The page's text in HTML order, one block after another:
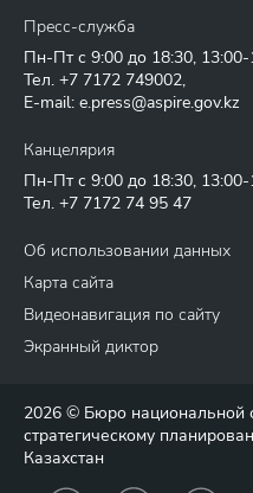
Пресс-служба
Пн-Пт с 9:00 до 18:30,
Тел. +7 7172 749002,
E-mail: e.press@aspire.gov.kz
Канцелярия
Пн-Пт с 9:00 до 18:30,
Тел. +7 7172 74 95 47
Об использовании данных
Карта сайта
Видеонавигация по сайту
Экранный диктор
2026 © Бюро национальной
стратегическому
Казахстан